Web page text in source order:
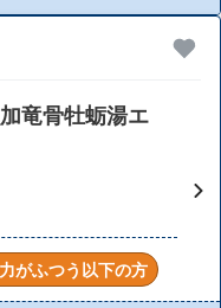
竜骨牡蛎湯エ
がふつう以下の方